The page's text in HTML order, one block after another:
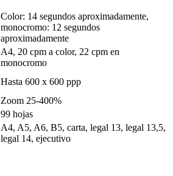
Color: 14 segundos aproximadamente,
monocromo: 12 segundos
aproximadamente
A4, 20 cpm a color, 22 cpm en
monocromo
Hasta 600 x 600 ppp
Zoom 25-400%
99 hojas
A4, A5, A6, B5, carta, legal 13, legal 13,5,
legal 14, ejecutivo